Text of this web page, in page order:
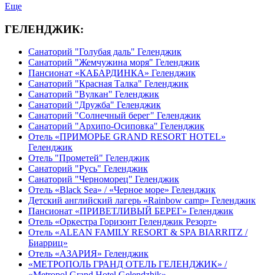
Еще
ГЕЛЕНДЖИК:
Санаторий "Голубая даль" Геленджик
Санаторий "Жемчужина моря" Геленджик
Пансионат «КАБАРДИНКА» Геленджик
Санаторий "Красная Талка" Геленджик
Санаторий "Вулкан" Геленджик
Санаторий "Дружба" Геленджик
Санаторий "Солнечный берег" Геленджик
Санаторий "Архипо-Осиповка" Геленджик
Отель «ПРИМОРЬЕ GRAND RESORT HOTEL»
Геленджик
Отель "Прометей" Геленджик
Санаторий "Русь" Геленджик
Санаторий "Черноморец" Геленджик
Отель «Black Sea» / «Черное море» Геленджик
Детский английский лагерь «Rainbow camp» Геленджик
Пансионат «ПРИВЕТЛИВЫЙ БЕРЕГ» Геленджик
Отель «Оркестра Горизонт Геленджик Резорт»
Отель «ALEAN FAMILY RESORT & SPA BIARRITZ /
Биарриц»
Отель «АЗАРИЯ» Геленджик
«МЕТРОПОЛЬ ГРАНД ОТЕЛЬ ГЕЛЕНДЖИК» /